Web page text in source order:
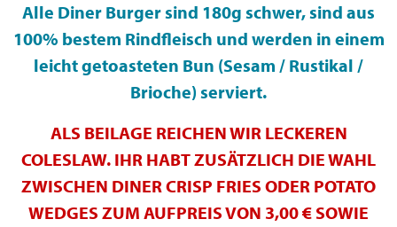
Alle Diner Burger sind 180g schwer, sind aus
100% bestem Rindfleisch und werden in einem
leicht getoasteten Bun (Sesam / Rustikal /
Brioche) serviert.
ALS BEILAGE REICHEN WIR LECKEREN
COLESLAW. IHR HABT ZUSÄTZLICH DIE WAHL
ZWISCHEN DINER CRISP FRIES ODER POTATO
WEDGES ZUM AUFPREIS VON 3,00 € SOWIE